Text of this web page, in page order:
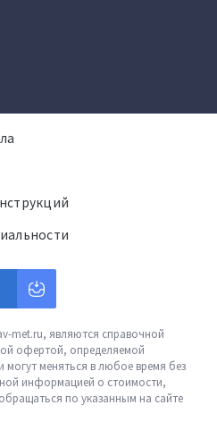
met.ru, являются справочной
офертой, определяемой
меняться в любое время без
информацией о стоимости,
по указанным на сайте